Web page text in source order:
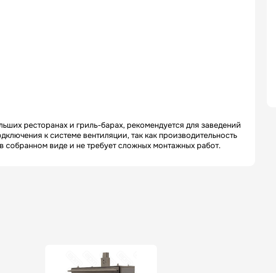
ресторанах и гриль-барах, рекомендуется для заведений
к системе вентиляции, так как производительность
собранном виде и не требует сложных монтажных работ.